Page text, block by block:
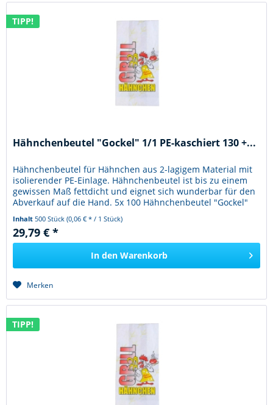
TIPP!
Hähnchenbeutel "Gockel" 1/1 PE-kaschiert 130 +...
Hähnchenbeutel für Hähnchen aus 2-lagigem Material mit
isolierender PE-Einlage. Hähnchenbeutel ist bis zu einem
gewissen Maß fettdicht und eignet sich wunderbar für den
Abverkauf auf die Hand. 5x 100 Hähnchenbeutel "Gockel"
Inhalt500 Stück(0,06 € * / 1 Stück)
29,79 € *
In den Warenkorb
Merken
TIPP!